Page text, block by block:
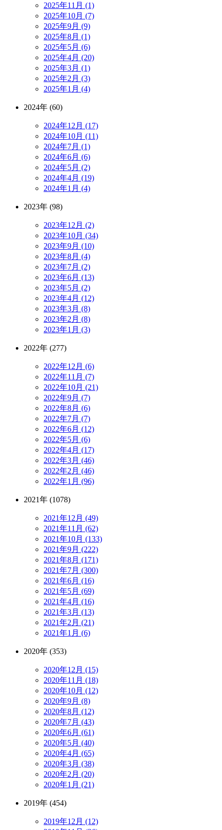
2025年11月 (1)
2025年10月 (7)
2025年9月 (9)
2025年8月 (1)
2025年5月 (6)
2025年4月 (20)
2025年3月 (1)
2025年2月 (3)
2025年1月 (4)
2024年 (60)
2024年12月 (17)
2024年10月 (11)
2024年7月 (1)
2024年6月 (6)
2024年5月 (2)
2024年4月 (19)
2024年1月 (4)
2023年 (98)
2023年12月 (2)
2023年10月 (34)
2023年9月 (10)
2023年8月 (4)
2023年7月 (2)
2023年6月 (13)
2023年5月 (2)
2023年4月 (12)
2023年3月 (8)
2023年2月 (8)
2023年1月 (3)
2022年 (277)
2022年12月 (6)
2022年11月 (7)
2022年10月 (21)
2022年9月 (7)
2022年8月 (6)
2022年7月 (7)
2022年6月 (12)
2022年5月 (6)
2022年4月 (17)
2022年3月 (46)
2022年2月 (46)
2022年1月 (96)
2021年 (1078)
2021年12月 (49)
2021年11月 (62)
2021年10月 (133)
2021年9月 (222)
2021年8月 (171)
2021年7月 (300)
2021年6月 (16)
2021年5月 (69)
2021年4月 (16)
2021年3月 (13)
2021年2月 (21)
2021年1月 (6)
2020年 (353)
2020年12月 (15)
2020年11月 (18)
2020年10月 (12)
2020年9月 (8)
2020年8月 (12)
2020年7月 (43)
2020年6月 (61)
2020年5月 (40)
2020年4月 (65)
2020年3月 (38)
2020年2月 (20)
2020年1月 (21)
2019年 (454)
2019年12月 (12)